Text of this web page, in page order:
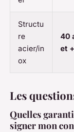
Structu
re
acier/in
ox
40
et +
Les
Quelles
signer mon